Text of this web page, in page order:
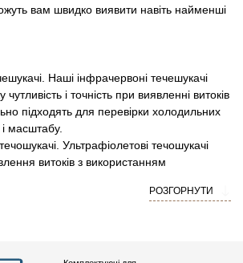
вам швидко виявити навіть найменші
Наші інфрачервоні течешукачі
і точність при виявленні витоків
підходять для перевірки холодильних
масштабу.
Ультрафіолетові течошукачі
витоків з використанням
місцях і допомагають швидко і точно
РОЗГОРНУТИ